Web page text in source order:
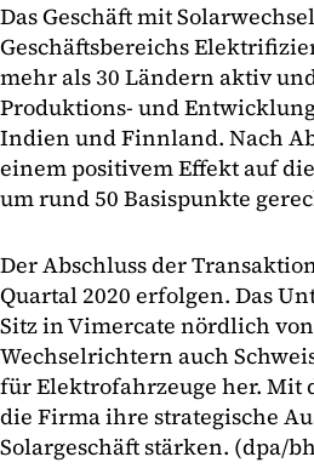
Das Geschäft mit
Geschäftsbereichs
mehr als 30 Ländern aktiv
Produktions- und
Indien und Finnland. Nach
einem positivem Effekt auf
um rund 50 Basispunkte
Der Abschluss der
Quartal 2020 erfolgen. Das
Sitz in Vimercate nördlich
Wechselrichtern auch
für Elektrofahrzeuge her. Mit
die Firma ihre strategische
Solargeschäft stärken. (dpa/